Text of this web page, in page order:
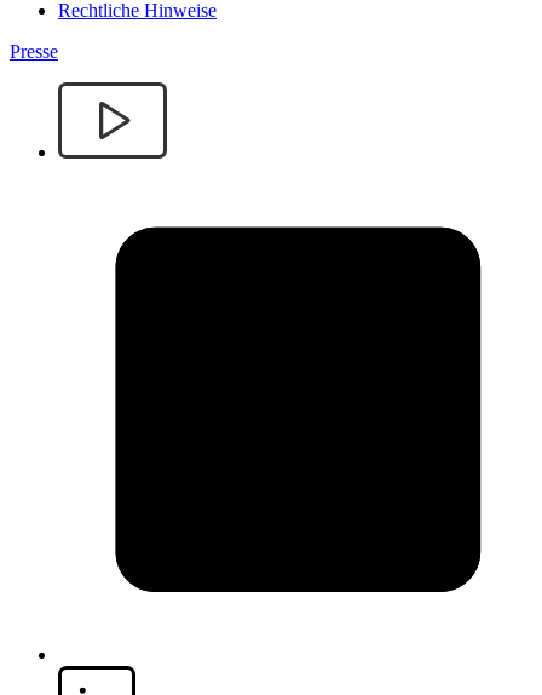
Rechtliche Hinweise
Presse